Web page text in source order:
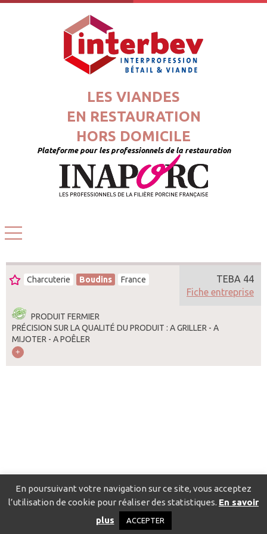
LES VIANDES
EN RESTAURATION
HORS DOMICILE
Plateforme pour les professionnels de la restauration
Charcuterie Boudins France
PRODUIT FERMIER
PRÉCISION SUR LA QUALITÉ DU PRODUIT : A GRILLER - A
MIJOTER - A POÊLER
TEBA 44
Fiche entreprise
Catalogue pour localiser les fournisseurs
Politique de confidentialité
En poursuivant votre navigation sur ce site, vous acceptez
l’utilisation de cookie pour réaliser des statistiques. En savoir
plus
ACCEPTER